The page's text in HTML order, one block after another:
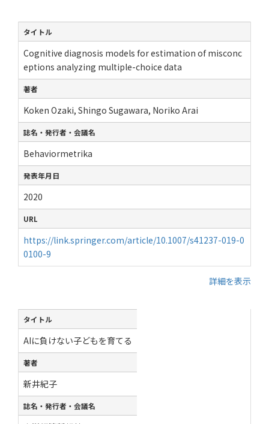
タイトル
Cognitive diagnosis models for estimation of misconc
eptions analyzing multiple-choice data
著者
Koken Ozaki, Shingo Sugawara, Noriko Arai
誌名・発行者・会議名
Behaviormetrika
発表年月日
2020
URL
https://link.springer.com/article/10.1007/s41237-019-0
0100-9
詳細を表示
タイトル
AIに負けない子どもを育てる
著者
新井紀子
誌名・発行者・会議名